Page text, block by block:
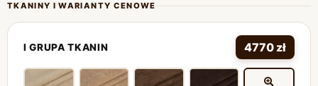
TKANINY I WARIANTY CENOWE
I GRUPA TKANIN 4770 zł